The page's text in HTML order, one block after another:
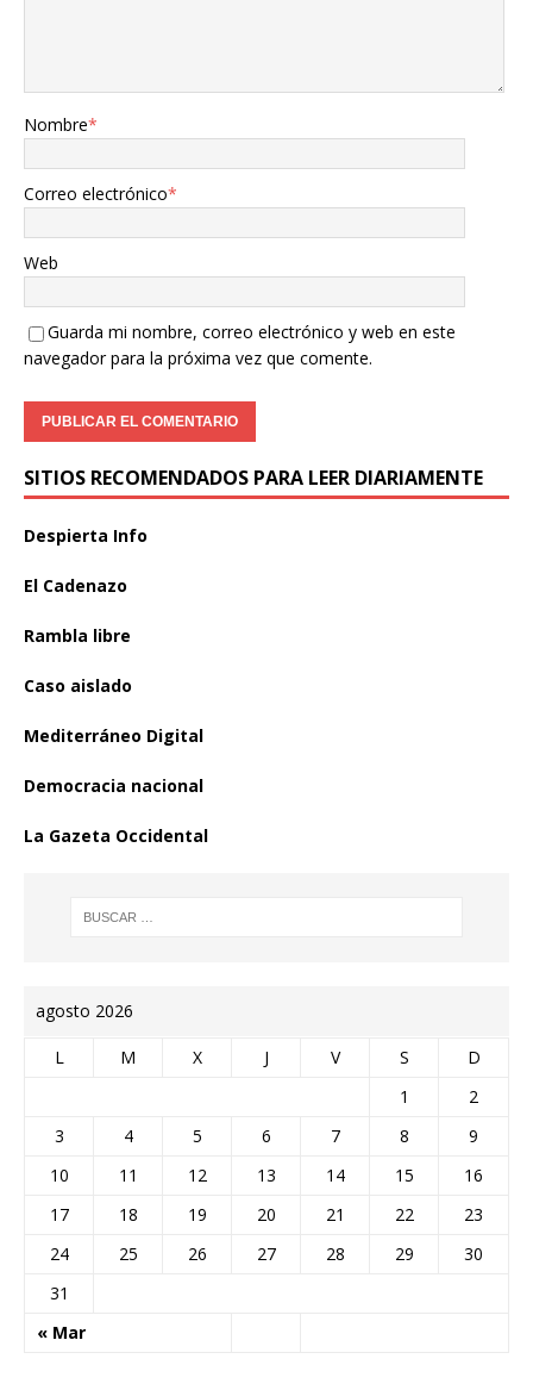
Nombre*
Correo electrónico*
Web
Guarda mi nombre, correo electrónico y web en este
navegador para la próxima vez que comente.
SITIOS RECOMENDADOS PARA LEER DIARIAMENTE
Despierta Info
El Cadenazo
Rambla libre
Caso aislado
Mediterráneo Digital
Democracia nacional
La Gazeta Occidental
agosto 2026
L M X J V S D
« Mar
1
2
3
4 5 6 7 8
9
10
11 12 13 14 15
16
17
18 19 20 21 22
23
24
25 26 27 28 29
30
31